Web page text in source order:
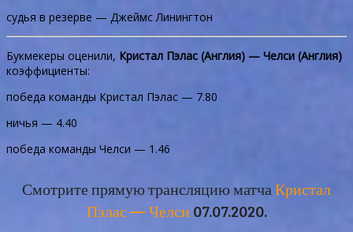
судья в резерве — Джеймс Линингтон
Букмекеры оценили, Кристал Пэлас (Англия) — Челси (Англия)
коэффициенты:
победа команды Кристал Пэлас — 7.80
ничья — 4.40
победа команды Челси — 1.46
Смотрите прямую трансляцию матчаКристал
Пэлас — Челси07.07.2020.